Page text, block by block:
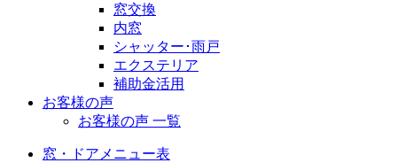
窓交換
内窓
シャッター･雨戸
エクステリア
補助金活用
お客様の声
お客様の声 一覧
窓・ドアメニュー表